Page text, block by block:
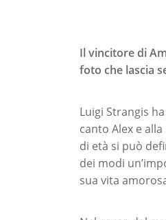
Il vincitore di
foto che lascia
Luigi Strangis
canto Alex e
di età si può
dei modi
sua vita